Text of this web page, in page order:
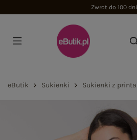
Zwrot do 100 dni
eButik Sukienki Sukienki z